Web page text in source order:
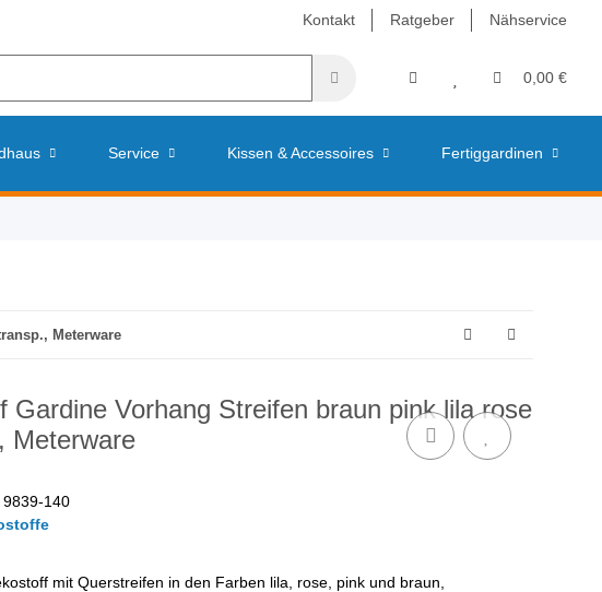
Kontakt Ratgeber Nähservice
0,00 €
Service Kissen & Accessoires Fertiggardinen
Meterware
Gardine Vorhang Streifen braun pink lila rose
Meterware
9839-140
mit Querstreifen in den Farben lila, rose, pink und braun,